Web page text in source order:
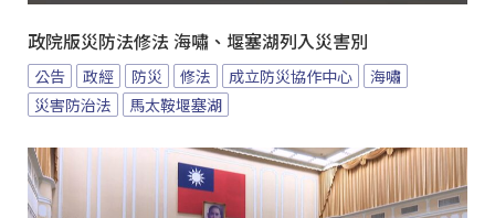
政院版災防法修法 海嘯、堰塞湖列入災害別
公告 政經 防災 修法 成立防災協作中心
海嘯
災害防治法
馬太鞍堰塞湖